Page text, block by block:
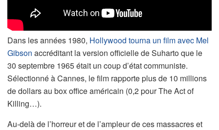
Dans les années 1980, Hollywood tourna un film avec Mel
Gibson accréditant la version officielle de Suharto que le
30 septembre 1965 était un coup d’état communiste.
Sélectionné à Cannes, le film rapporte plus de 10 millions
de dollars au box office américain (0,2 pour The Act of
Killing…).
Au-delà de l’horreur et de l’ampleur de ces massacres et